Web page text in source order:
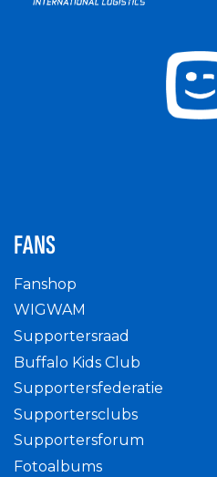
FANS
Fanshop
WIGWAM
Supportersraad
Buffalo Kids Club
Supportersfederatie
Supportersclubs
Supportersforum
Fotoalbums